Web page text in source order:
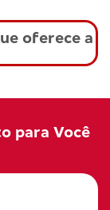
oferece a
para Você